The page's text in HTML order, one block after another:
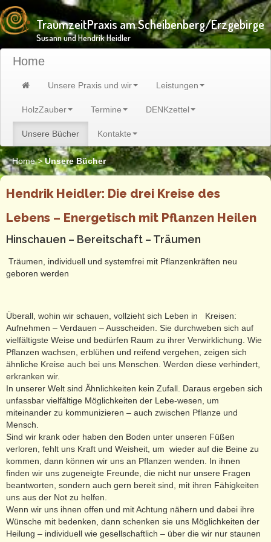
TraumzeitPraxis am Scheibenberg/Erzgebirge
Susann und Hendrik Heidler
Home
Unsere Praxis und wir Leistungen
HolzZauber Termine DENKzettel
Unsere Bücher Kontakte
Home > Unsere Bücher
Hendrik Heidler: Die drei Kreise des
Lebens – Energetisch mit Pflanzen Heilen
Hinschauen – Bereitschaft – Träumen
Träumen, individuell und systemfrei mit Pflanzenkräften neu
geboren werden
Überall, wohin wir schauen, vollzieht sich Leben in Kreisen:
Aufnehmen – Verdauen – Ausscheiden. Sie durchweben sich auf
vielfältigste Weise und bedürfen Raum zu ihrer Verwirklichung. Wie
Pflanzen wachsen, erblühen und reifend vergehen, zeigen sich
ähnliche Kreise auch bei uns Menschen. Werden diese verhindert,
erkranken wir.
In unserer Welt sind Ähnlichkeiten kein Zufall. Daraus ergeben sich
unfassbar vielfältige Möglichkeiten der Lebe-wesen, um
miteinander zu kommunizieren – auch zwischen Pflanze und
Mensch.
Sind wir krank oder haben den Boden unter unseren Füßen
verloren, fehlt uns Kraft und Weisheit, um wieder auf die Beine zu
kommen, dann können wir uns an Pflanzen wenden. In ihnen
finden wir uns zugeneigte Freunde, die nicht nur unsere Fragen
beantworten, sondern auch gern bereit sind, mit ihren Fähigkeiten
uns aus der Not zu helfen.
Wenn wir uns ihnen offen und mit Achtung nähern und dabei ihre
Wünsche mit bedenken, dann schenken sie uns Möglichkeiten der
Heilung – individuell wie gesellschaftlich – über die wir nur staunen